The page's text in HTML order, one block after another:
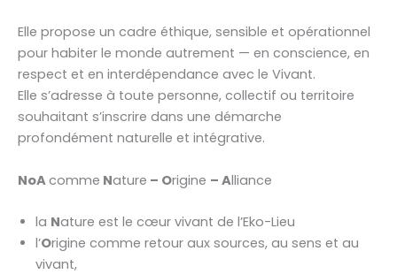
Elle propose un cadre éthique, sensible et opérationnel
pour habiter le monde autrement — en conscience, en
respect et en interdépendance avec le Vivant.
Elle s’adresse à toute personne, collectif ou territoire
souhaitant s’inscrire dans une démarche
profondément naturelle et intégrative.
NoAcomme Nature – Origine – Alliance
la Nature est le cœur vivant de l’Eko-Lieu
l’Origine comme retour aux sources, au sens et au
vivant,